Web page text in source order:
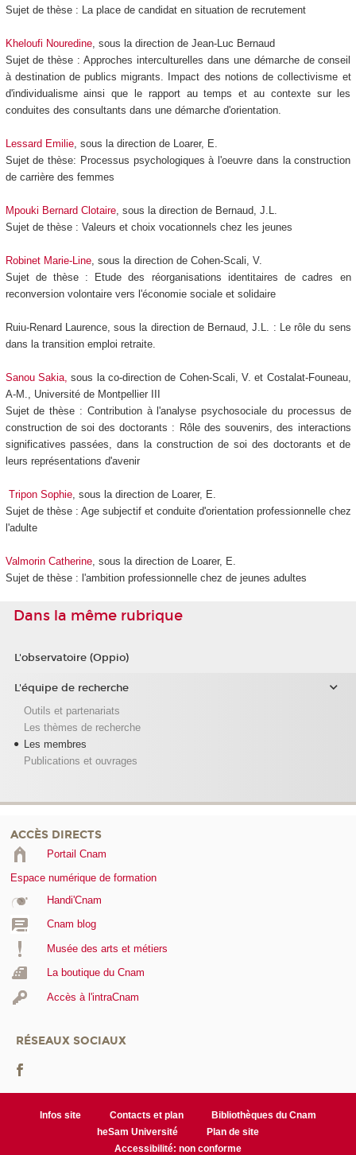
Sujet de thèse : La place de candidat en situation de recrutement
Kheloufi Nouredine, sous la direction de Jean-Luc Bernaud
Sujet de thèse : Approches interculturelles dans une démarche de conseil
à destination de publics migrants. Impact des notions de collectivisme et
d'individualisme ainsi que le rapport au temps et au contexte sur les
conduites des consultants dans une démarche d'orientation.
Lessard Emilie, sous la direction de Loarer, E.
Sujet de thèse: Processus psychologiques à l'oeuvre dans la construction
de carrière des femmes
Mpouki Bernard Clotaire, sous la direction de Bernaud, J.L.
Sujet de thèse : Valeurs et choix vocationnels chez les jeunes
Robinet Marie-Line, sous la direction de Cohen-Scali, V.
Sujet de thèse : Etude des réorganisations identitaires de cadres en
reconversion volontaire vers l'économie sociale et solidaire
Ruiu-Renard Laurence, sous la direction de Bernaud, J.L. : Le rôle du sens
dans la transition emploi retraite.
Sanou Sakia, sous la co-direction de Cohen-Scali, V. et Costalat-Founeau,
A-M., Université de Montpellier III
Sujet de thèse : Contribution à l'analyse psychosociale du processus de
construction de soi des doctorants : Rôle des souvenirs, des interactions
significatives passées, dans la construction de soi des doctorants et de
leurs représentations d'avenir
Tripon Sophie, sous la direction de Loarer, E.
Sujet de thèse : Age subjectif et conduite d'orientation professionnelle chez
l'adulte
Valmorin Catherine, sous la direction de Loarer, E.
Sujet de thèse : l'ambition professionnelle chez de jeunes adultes
Dans la même rubrique
L'observatoire (Oppio)
L'équipe de recherche
Outils et partenariats
Les thèmes de recherche
Les membres
Publications et ouvrages
ACCÈS DIRECTS
Portail Cnam
Espace numérique de formation
Handi'Cnam
Cnam blog
Musée des arts et métiers
La boutique du Cnam
Accès à l'intraCnam
RÉSEAUX SOCIAUX
Infos site Contacts et plan
Bibliothèques du Cnam
heSam Université
Plan de site
Accessibilité: non conforme